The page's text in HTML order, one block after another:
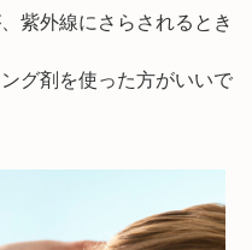
紫外線にさらされるとき
グ剤を使った方がいいで